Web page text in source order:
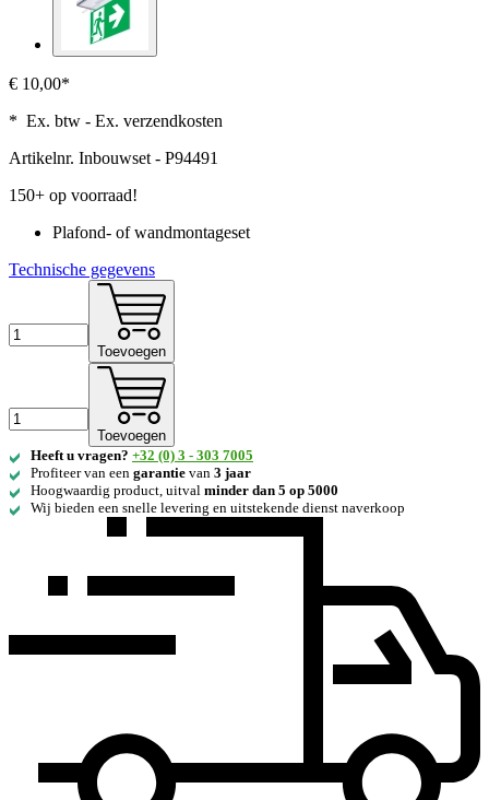
€ 10,00*
* Ex. btw - Ex. verzendkosten
Artikelnr. Inbouwset - P94491
150+ op voorraad!
Plafond- of wandmontageset
Technische gegevens
Toevoegen
Toevoegen
Heeft u vragen? +32 (0) 3 - 303 7005
Profiteer van een garantie van 3 jaar
Hoogwaardig product, uitval minder dan 5 op 5000
Wij bieden een snelle levering en uitstekende dienst naverkoop